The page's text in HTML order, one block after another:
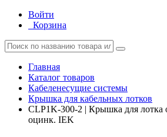
Войти
Корзина
Главная
Каталог товаров
Кабеленесущие системы
Крышка для кабельных лотков
CLP1K-300-2 | Крышка для лотка
оцинк. IEK